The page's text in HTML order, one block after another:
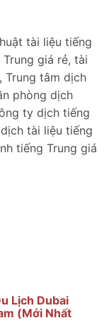
tài liệu tiếng
giá rẻ, tài
Trung tâm dịch
phòng dịch
ty dịch tiếng
tài liệu tiếng
tiếng Trung giá
Lịch Dubai
(Mới Nhất